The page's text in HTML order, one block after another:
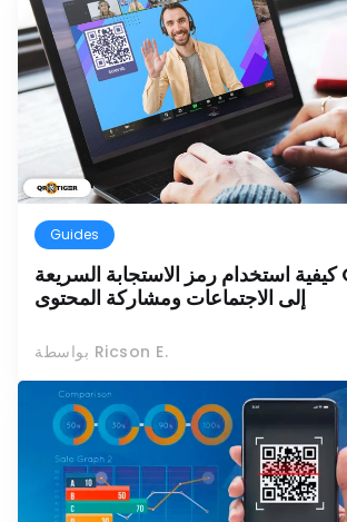
Guides
كيفية استخدام رمز الاستجابة السريعة QR للانضمام
إلى الاجتماعات ومشاركة المحتوى
بواسطة Ricson E.